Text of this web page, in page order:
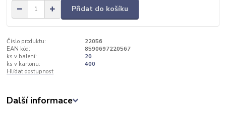
Přidat do košíku
Číslo produktu:
22056
EAN kód:
8590697220567
ks v balení:
20
ks v kartonu:
400
Hlídat dostupnost
Další informace